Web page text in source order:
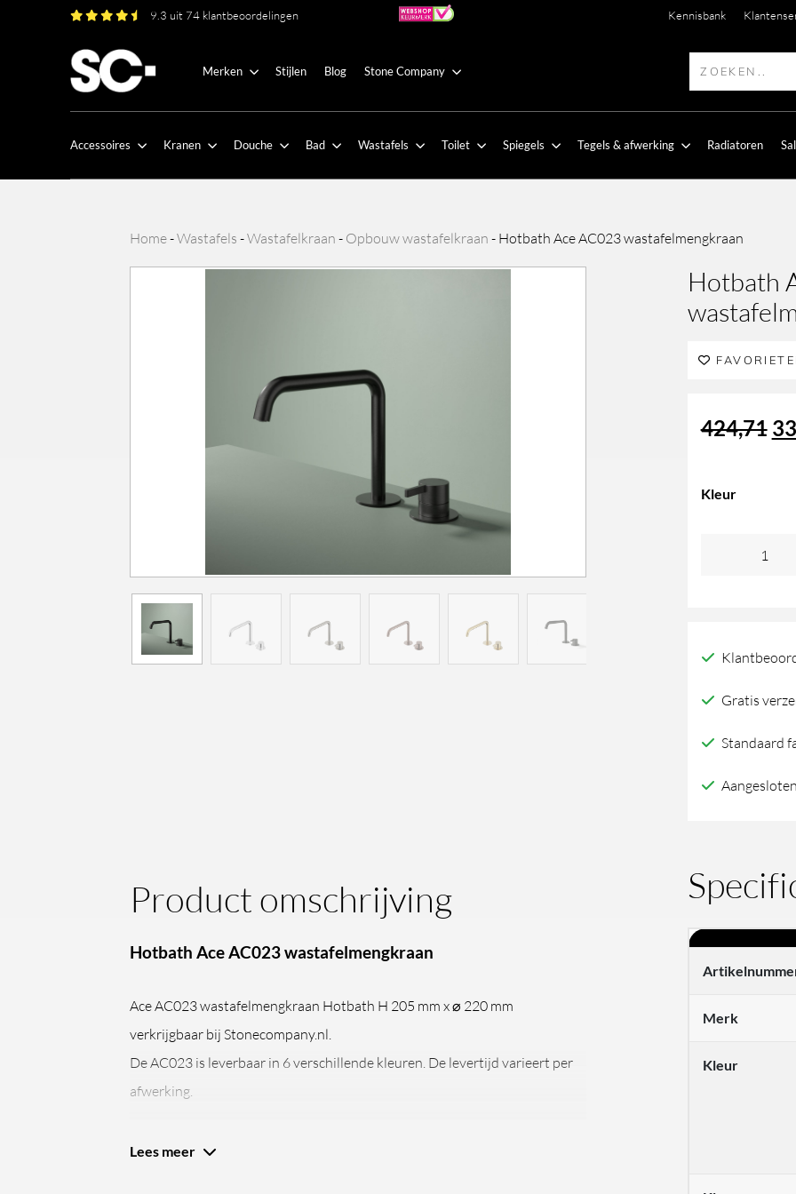
9.3 uit 74 klantbeoordelingen Kennisbank
Merken Stijlen Blog Stone Company
Accessoires Kranen Douche Bad Wastafels Toilet Spiegels Tegels & afwerking Radiatoren
Home-Wastafels -Wastafelkraan - Opbouw wastafelkraan - Hotbath Ace AC023 wastafelmengkraan
Hotbath
424,71
Kleur
aantal
Gratis
Standaard
Product omschrijving
Hotbath Ace AC023 wastafelmengkraan
Ace AC023 wastafelmengkraan Hotbath H 205 mm x ⌀ 220 mm
verkrijgbaar bij Stonecompany.nl.
De AC023 is leverbaar in 6 verschillende kleuren. De levertijd varieert per
afwerking.
Lees meer
Merk
Kleur